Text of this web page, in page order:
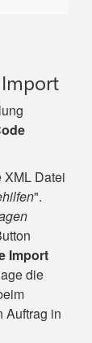
Import
XML Datei
".
Import
die
Auftrag in